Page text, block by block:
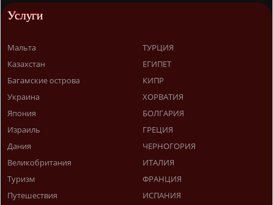
Услуги
Мальта
Казахстан
Багамские острова
Украина
Япония
Израиль
Дания
Великобритания
Туризм
Путешествия
ТУРЦИЯ
ЕГИПЕТ
КИПР
ХОРВАТИЯ
БОЛГАРИЯ
ГРЕЦИЯ
ЧЕРНОГОРИЯ
ИТАЛИЯ
ФРАНЦИЯ
ИСПАНИЯ